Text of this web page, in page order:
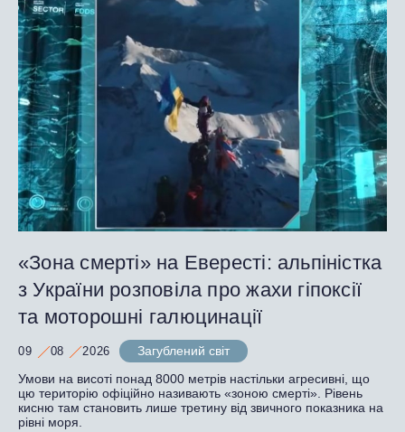
«Зона смерті» на Евересті: альпіністка
з України розповіла про жахи гіпоксії
та моторошні галюцинації
09 08 2026
Загублений світ
Умови на висоті понад 8000 метрів настільки агресивні, що
цю територію офіційно називають «зоною смерті». Рівень
кисню там становить лише третину від звичного показника на
рівні моря.